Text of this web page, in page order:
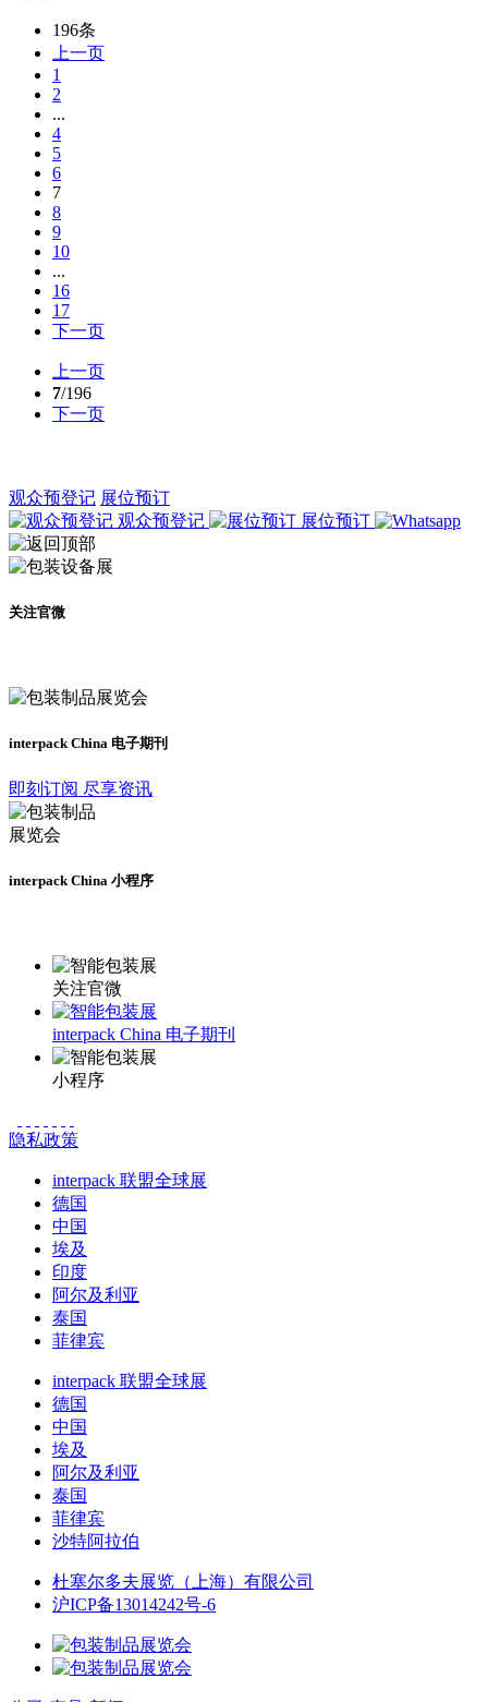
196条
上一页
1
2
...
4
5
6
7
8
9
10
...
16
17
下一页
上一页
7/196
下一页
观众预登记 展位预订
观众预登记
展位预订
关注官微
interpack China 电子期刊
即刻订阅 尽享资讯
interpack China 小程序
关注官微
interpack China 电子期刊
小程序
隐私政策
interpack 联盟全球展
德国
中国
埃及
印度
阿尔及利亚
泰国
菲律宾
interpack 联盟全球展
德国
中国
埃及
阿尔及利亚
泰国
菲律宾
沙特阿拉伯
杜塞尔多夫展览（上海）有限公司
沪ICP备13014242号-6